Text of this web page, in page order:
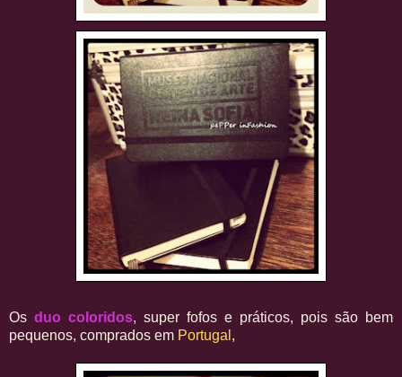
Os duo coloridos, super fofos e práticos, pois são bem
pequenos, comprados em Portugal ,